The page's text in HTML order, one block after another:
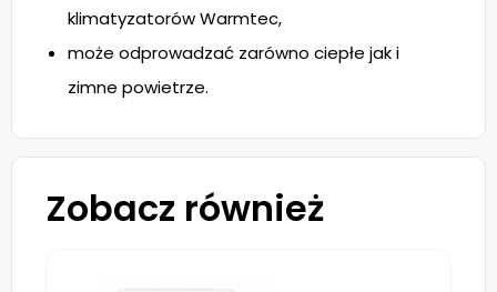
klimatyzatorów Warmtec,
może odprowadzać zarówno ciepłe jak i
zimne powietrze.
Zobacz również